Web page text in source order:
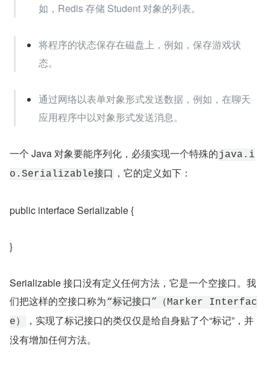
如，Redis 存储 Student 对象的列表。
将程序的状态保存在磁盘上，例如，保存游戏状
态。
通过网络以表单对象形式发送数据，例如，在聊天
应用程序中以对象形式发送消息。
一个 Java 对象要能序列化，必须实现一个特殊的 java.i
o.Serializable接口
，它的定义如下：
public interface Serializable {
}
Serializable 接口没有定义任何方法，它是一个空接口。我
们把这样的空接口称为“标记接口”（Marker Interfac
e）
，实现了标记接口的类仅仅是给自身贴了个“标记”，并
没有增加任何方法。